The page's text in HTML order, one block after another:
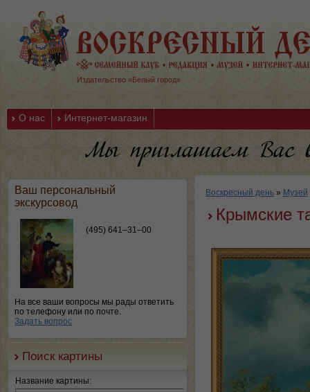
Издательство «Белый город»
О нас Интернет-магазин
Ваш персональный
экскурсовод
(495) 641–31–00
На все ваши вопросы мы рады ответить
по телефону или по почте.
Задать вопрос
Поиск картины
Название картины:
Воскресный день » Музей
Крымские